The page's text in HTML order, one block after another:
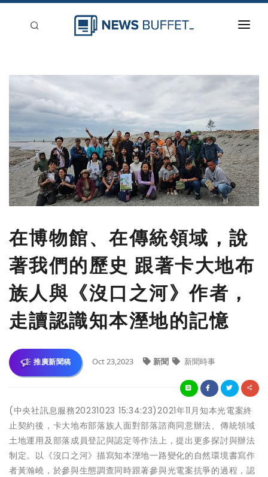
新聞稿分類
登入
在博物館、在傳統領域，說
著我們的歷史 跟著卡大地布
族人與《沒口之河》作者，
走讀認識知本溼地的記憶
推廣新聞稿 Oct 23,2023 新聞 新聞時事
(中央社訊息服務20231023 15:34:23)2021年11月知本光電案終
止契約後，卡大地布部落族人面對部落諮商同意辦法、傳統領域
土地運用及部落成員登記與認定等作法上，提出更多探討與辦法
制定。以《沒口之河》描寫知本溼地一路變化的自然環境書寫作
者黃瀚嶢，於參與生態調查同時跟著參與光電案抗爭的過程，認